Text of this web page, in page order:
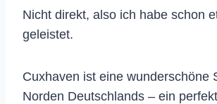
Nicht direkt, also ich habe schon
geleistet.
Cuxhaven ist eine wunderschöne
Norden Deutschlands – ein